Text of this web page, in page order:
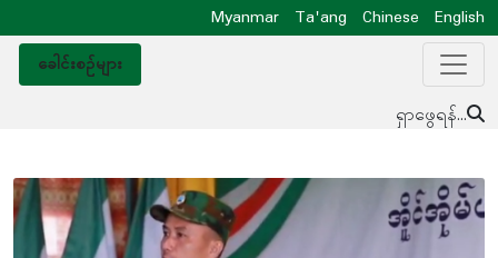
Myanmar Ta'ang Chinese
English
ခေါင်းစဥ်များ
ရှာဖွေရန်...